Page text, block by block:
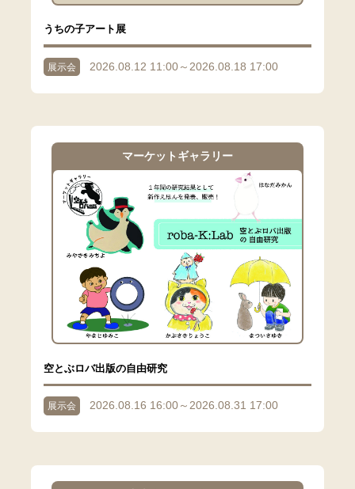
うちの子アート展
展示会 2026.08.12 11:00～2026.08.18 17:00
マーケットギャラリー
空とぶロバ出版の自由研究
展示会 2026.08.16 16:00～2026.08.31 17:00